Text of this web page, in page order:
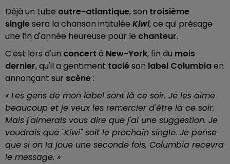
Déjà un tube outre-atlantique, son troisième
singlesera la chanson intitulée Kiwi, ce qui présage
une fin d'année heureuse pour le chanteur.
C'est lors d'un concert à New-York, fin du mois
dernier, qu'il a gentiment tacléson label Columbiaen
annonçant sur scène :
« Les gens de mon label sont là ce soir. Je les aime
beaucoup et je veux les remercier d'être là ce soir.
Mais j'aimerais vous dire que j'ai une suggestion. Je
voudrais que "Kiwi" soit le prochain single. Je pense
que si on la joue une seconde fois, Columbia recevra
le message. »